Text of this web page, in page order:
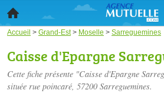
Accueil > Grand-Est> Moselle > Sarreguemines
Caisse d'Epargne
Cette fiche présente "Caisse d'Epargne
située rue poincaré, 57200 Sarreguemines.